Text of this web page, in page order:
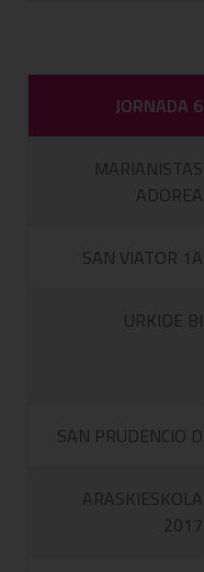
JORNADA 6
MARIANISTAS
ADOREA
SAN VIATOR 1A
URKIDE BI
SAN PRUDENCIO D
ARASKIESKOLA
2017